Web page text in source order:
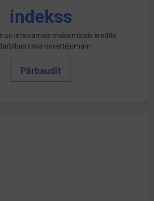
indekss
un ieteicamais maksimālais kredīts
riska novērtējumam
Pārbaudīt